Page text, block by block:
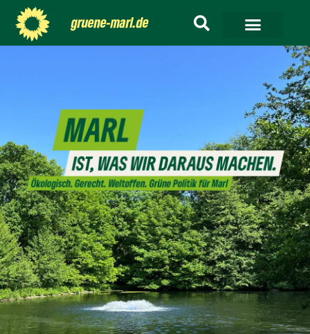
gruene-marl.de